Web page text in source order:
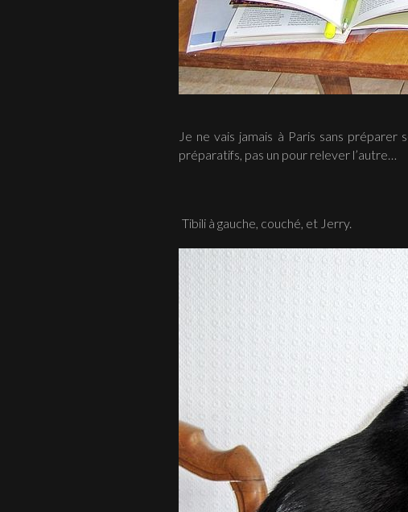
Je ne vais jamais à Paris sans
préparatifs, pas un pour relever l’autre…
Tibili à gauche, couché, et Jerry.